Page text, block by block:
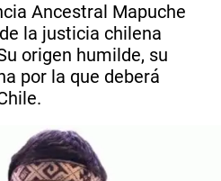
Ancestral Mapuche
la justicia chilena
origen humilde, su
por la que deberá